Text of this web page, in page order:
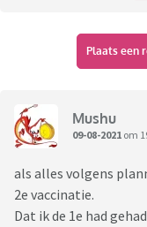
Plaats een
Mushu
09-08-2021 om
als alles volgens
2e vaccinatie.
Dat ik de 1e had